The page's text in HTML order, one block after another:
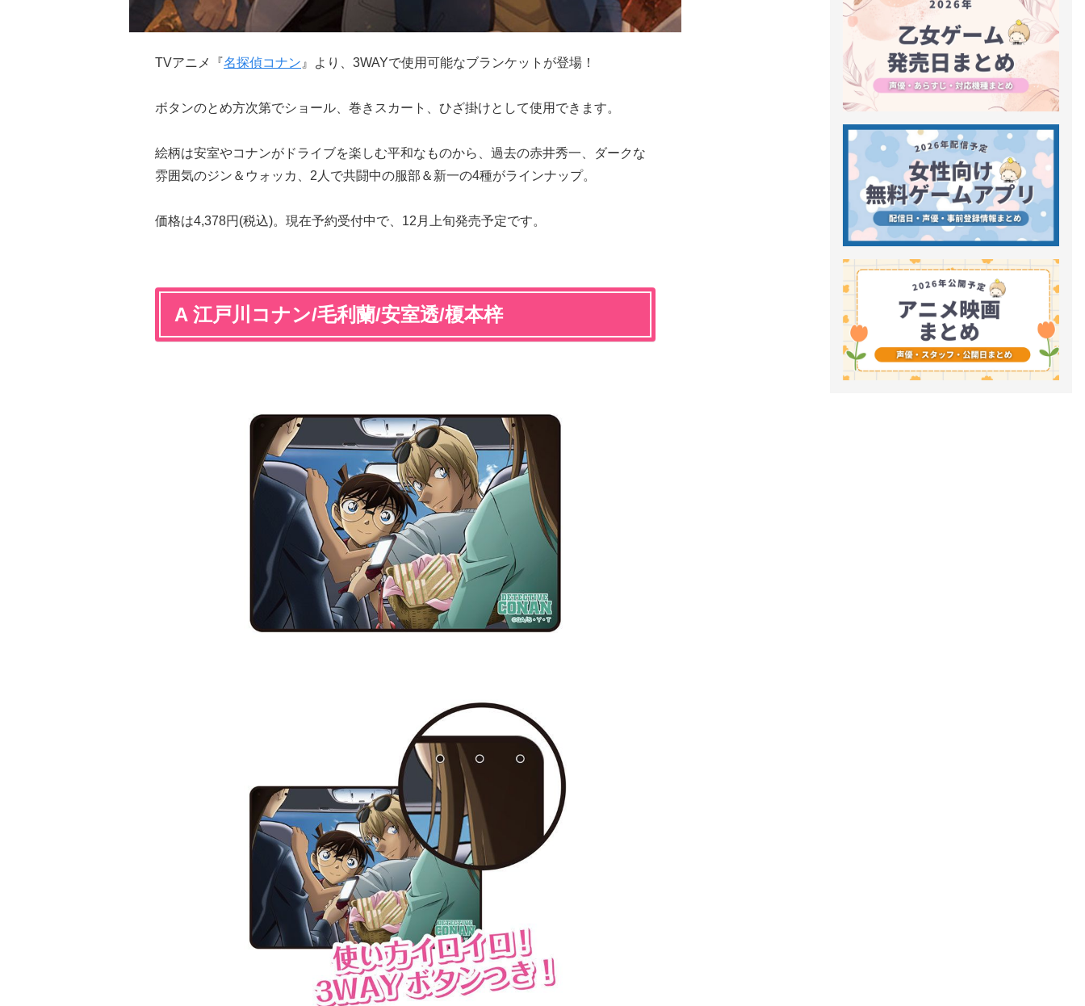
TVアニメ『名探偵コナン 』より、3WAYで使用可能なブランケットが登場！
ボタンのとめ方次第でショール、巻きスカート、ひざ掛けとして使用できます。
絵柄は安室やコナンがドライブを楽しむ平和なものから、過去の赤井秀一、ダークな
雰囲気のジン＆ウォッカ、2人で共闘中の服部＆新一の4種がラインナップ。
価格は4,378円(税込)。現在予約受付中で、12月上旬発売予定です。
A 江戸川コナン/毛利蘭/安室透/榎本梓